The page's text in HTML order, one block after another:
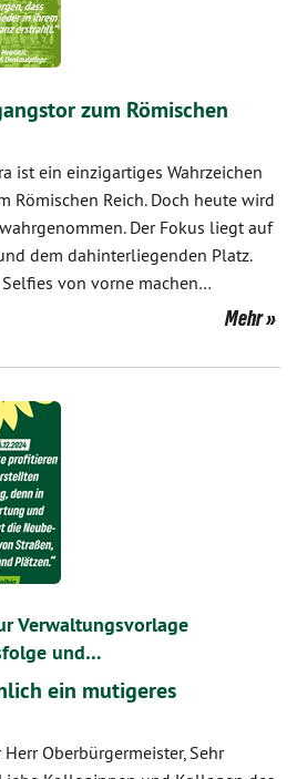
zum Römischen
ist ein einzigartiges Wahrzeichen
Römischen Reich. Doch heute wird
Der Fokus liegt auf
dem dahinterliegenden Platz.
von vorne machen…
Mehr
Verwaltungsvorlage
und…
ein mutigeres
Oberbürgermeister, Sehr